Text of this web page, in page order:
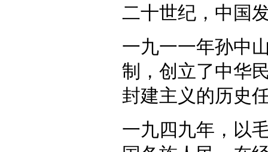
二十世纪，中国
一九一一年孙中
制，创立了中华
封建主义的历史
一九四九年，以